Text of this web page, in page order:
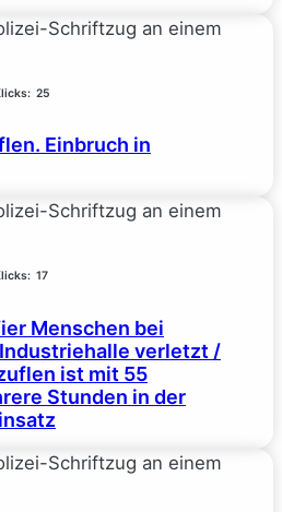
25
Einbruch in
17
Menschen bei
verletzt /
ist mit 55
Stunden in der